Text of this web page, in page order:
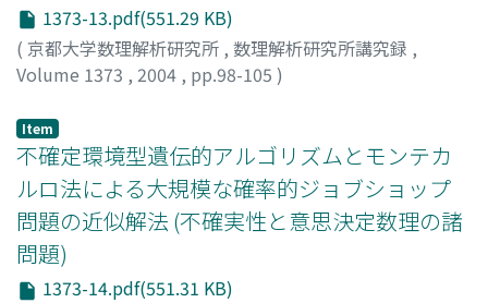
1373-13.pdf(551.29 KB)
( 京都大学数理解析研究所 , 数理解析研究所講究録 ,
Volume 1373 , 2004 , pp.98-105 )
Item
不確定環境型遺伝的アルゴリズムとモンテカ
ルロ法による大規模な確率的ジョブショップ
問題の近似解法 (不確実性と意思決定数理の諸
問題)
1373-14.pdf(551.31 KB)